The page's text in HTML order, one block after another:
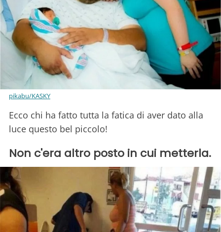
pikabu/KASKY
Ecco chi ha fatto tutta la fatica di aver dato alla
luce questo bel piccolo!
Non c'era altro posto in cui metterla.